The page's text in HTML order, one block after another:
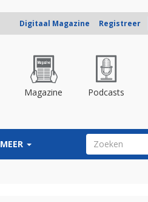
Digitaal Magazine Registreer
Magazine Podcasts
MEER ZOEKVELD